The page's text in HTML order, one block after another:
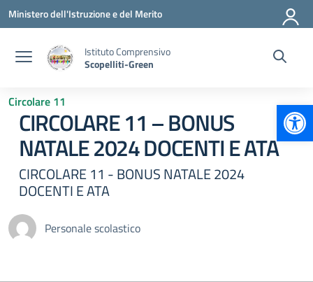
Vai ai contenuti
Vai al menu di navigazione
Vai al footer
Ministero dell'Istruzione e del Merito
Istituto Comprensivo
Scopelliti-Green
Circolare 11
CIRCOLARE 11 – BONUS
NATALE 2024 DOCENTI E ATA
CIRCOLARE 11 - BONUS NATALE 2024
DOCENTI E ATA
Personale scolastico